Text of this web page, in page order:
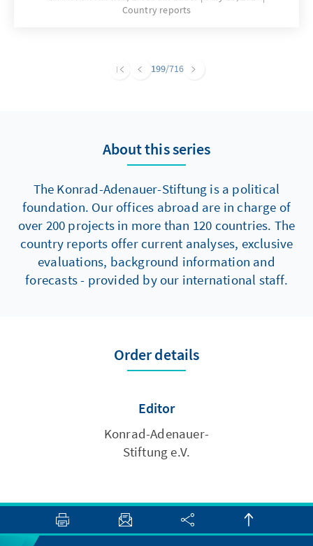
frühere Preisträgerin, die ehemalige
Christoph Eichhorn sowie der Landrat des
Country reports
199/716
About this series
The Konrad-Adenauer-Stiftung is a political
foundation. Our offices abroad are in charge of
over 200 projects in more than 120 countries. The
country reports offer current analyses, exclusive
evaluations, background information and
forecasts - provided by our international staff.
Order details
Editor
Konrad-Adenauer-
Stiftung e.V.